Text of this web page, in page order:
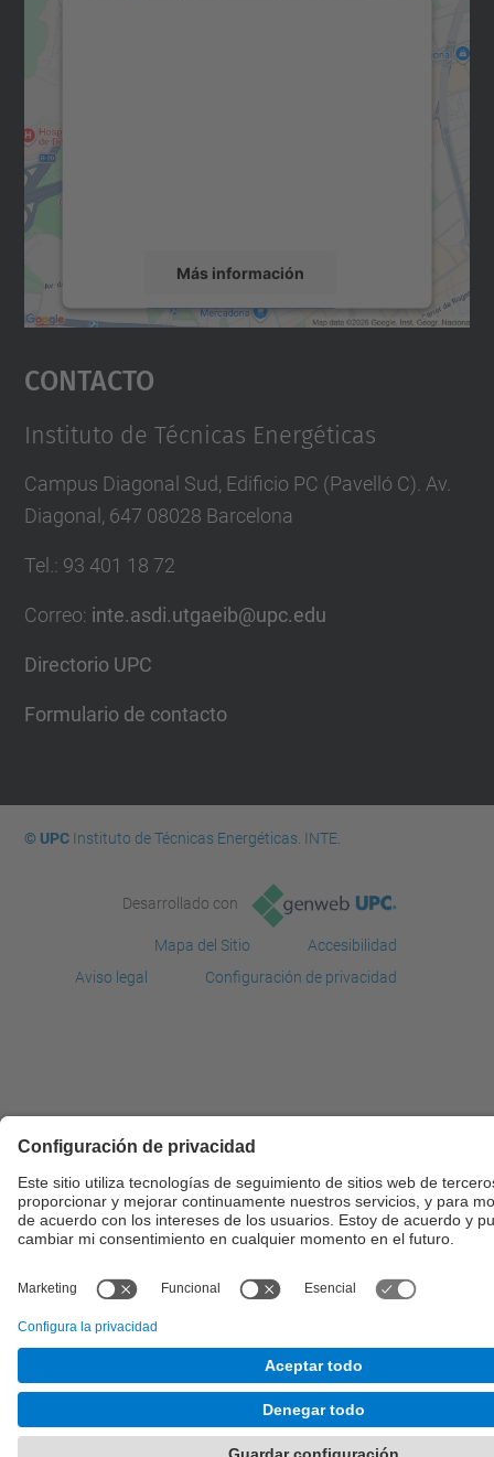
Más información
Aceptar
powered by
Contacto
Instituto de Técnicas Energéticas
Campus Diagonal Sud, Edificio PC (Pavelló C). Av.
Diagonal, 647 08028 Barcelona
Tel. : 93 401 18 72
Correo: inte.asdi.utgaeib@upc.edu
Directorio UPC
Formulario de contacto
© UPCInstituto de Técnicas Energéticas. INTE.
Desarrollado con
Mapa del Sitio
Accesibilidad
Aviso legal
Configuración de privacidad